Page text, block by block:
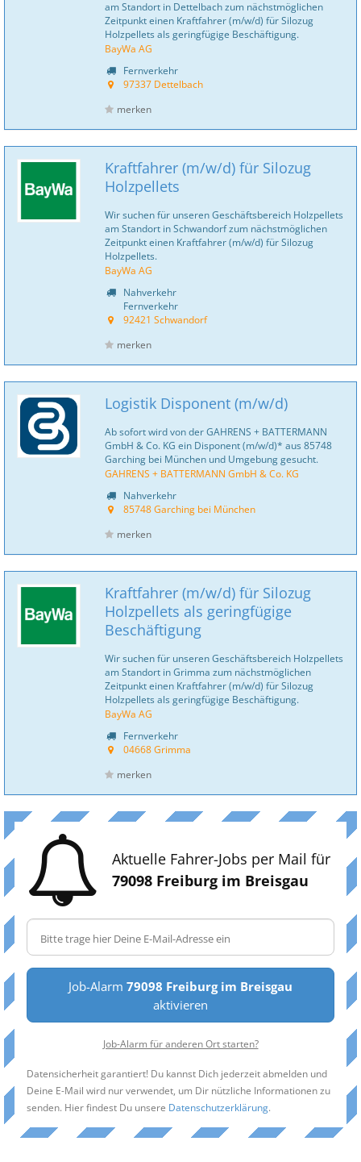
am Standort in Dettelbach zum nächstmöglichen
Zeitpunkt einen Kraftfahrer (m/w/d) für Silozug
Holzpellets als geringfügige Beschäftigung.
BayWa AG
Fernverkehr
97337 Dettelbach
merken
Kraftfahrer (m/w/d) für Silozug
Holzpellets
Wir suchen für unseren Geschäftsbereich Holzpellets
am Standort in Schwandorf zum nächstmöglichen
Zeitpunkt einen Kraftfahrer (m/w/d) für Silozug
Holzpellets.
BayWa AG
Nahverkehr
Fernverkehr
92421 Schwandorf
merken
Logistik Disponent (m/w/d)
Ab sofort wird von der GAHRENS + BATTERMANN
GmbH & Co. KG ein Disponent (m/w/d)* aus 85748
Garching bei München und Umgebung gesucht.
GAHRENS + BATTERMANN GmbH & Co. KG
Nahverkehr
85748 Garching bei München
merken
Kraftfahrer (m/w/d) für Silozug
Holzpellets als geringfügige
Beschäftigung
Wir suchen für unseren Geschäftsbereich Holzpellets
am Standort in Grimma zum nächstmöglichen
Zeitpunkt einen Kraftfahrer (m/w/d) für Silozug
Holzpellets als geringfügige Beschäftigung.
BayWa AG
Fernverkehr
04668 Grimma
merken
Aktuelle Fahrer-Jobs per Mail für
79098 Freiburg im Breisgau
Job-Alarm 79098 Freiburg im Breisgau
aktivieren
Job-Alarm für anderen Ort starten?
Datensicherheit garantiert! Du kannst Dich jederzeit abmelden und
Deine E-Mail wird nur verwendet, um Dir nützliche Informationen zu
senden. Hier findest Du unsere Datenschutzerklärung.